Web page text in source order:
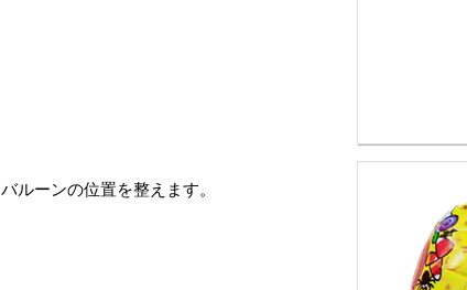
バルーンの位置を整えます。